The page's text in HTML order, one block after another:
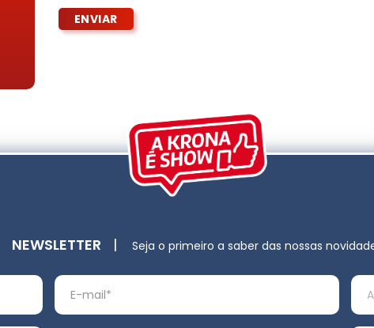
NEWSLETTER | Seja o primeiro a saber das nossas